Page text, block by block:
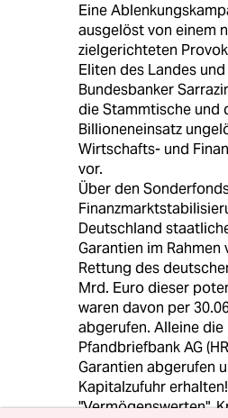
Eine
ausgelöst von einem
zielgerichteten
Eliten des Landes
Bundesbanker
die Stammtische und
Billioneneinsatz
Wirtschafts- und
vor.
Über den
Deutschland
Garantien im Rahmen
Rettung des
Mrd. Euro dieser
waren davon per
abgerufen. Alleine
Pfandbriefbank AG
Garantien abgerufen
Kapitalzufuhr
"Vermögenswerten",